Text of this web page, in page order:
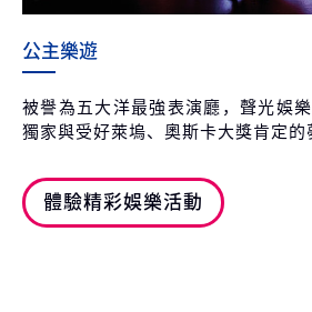
公主樂遊
被譽為五大洋最強表演廳，聲光娛
獨家與受好萊塢、奧斯卡大獎肯定的
體驗精彩娛樂活動